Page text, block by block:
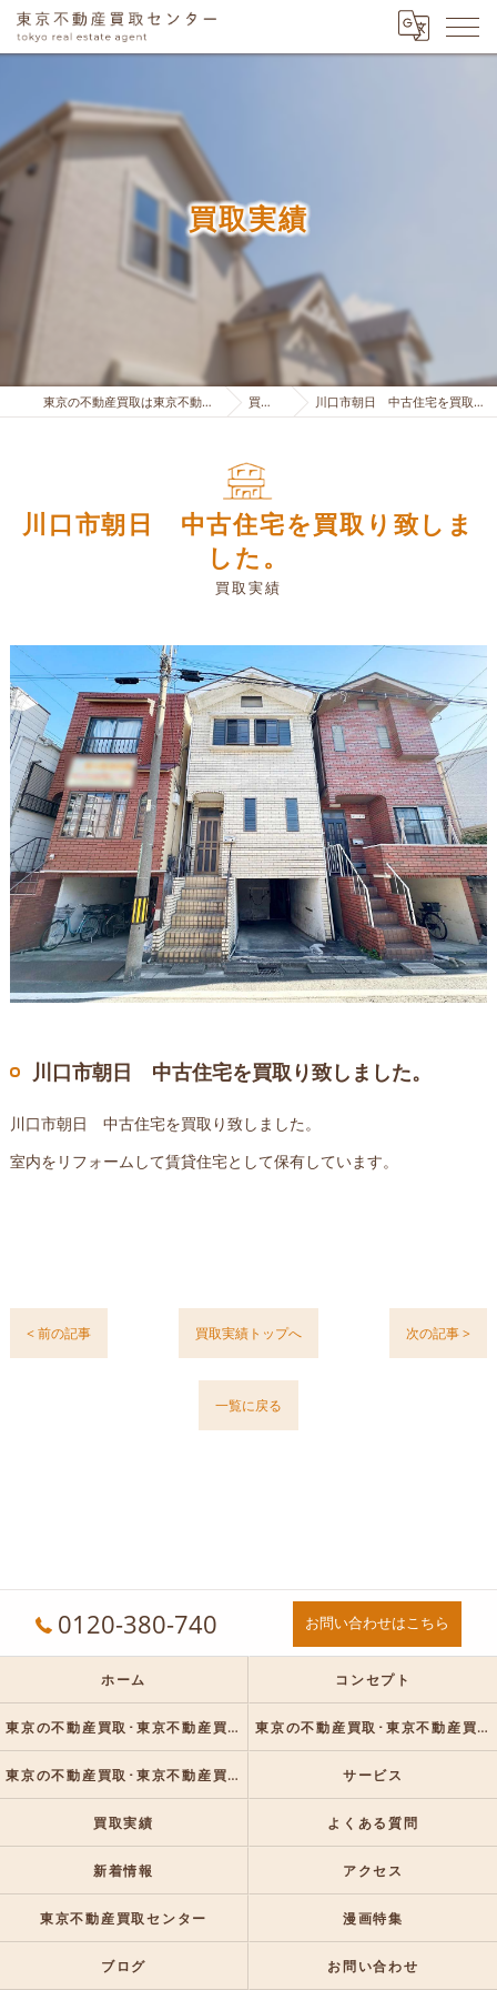
買取実績
東京の不動産買取は東京不動産買取センター 買取実績 川口市朝日 中古住宅を買取り致しました。
買取実績
川口市朝日 中古住宅を買取り致しま
した。
川口市朝日 中古住宅を買取り致しました。
川口市朝日 中古住宅を買取り致しました。
室内をリフォームして賃貸住宅として保有しています。
< 前の記事 買取実績トップへ 次の記事 >
一覧に戻る
0120-380-740 お問い合わせはこちら
ホーム コンセプト
東京の不動産買取･東京不動産買取センターの口コミ情報 東京の不動産買取･東京不動産買取センターの評判
東京の不動産買取･東京不動産買取センターのお客様の声 サービス
買取実績 よくある質問
新着情報 アクセス
東京不動産買取センター 漫画特集
ブログ お問い合わせ